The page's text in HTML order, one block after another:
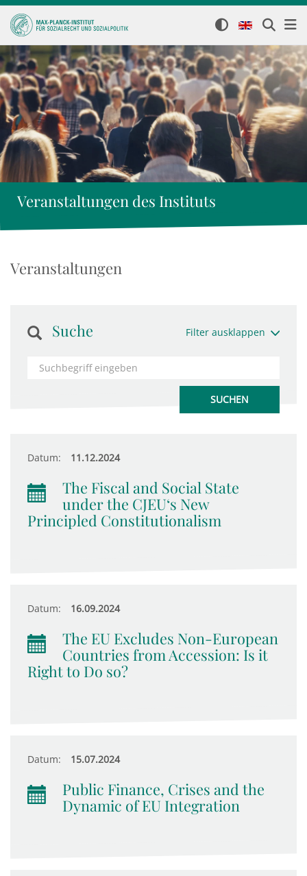
Veranstaltungen des Instituts
Veranstaltungen
Suche Filter ausklappen
Datum: 11.12.2024
The Fiscal and Social State
under the CJEU‘s New
Principled Constitutionalism
Datum: 16.09.2024
The EU Excludes Non-European
Countries from Accession: Is it
Right to Do so?
Datum: 15.07.2024
Public Finance, Crises and the
Dynamic of EU Integration